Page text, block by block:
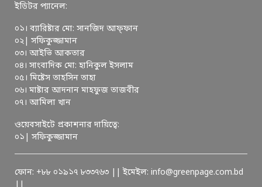
ইডিটর প্যানেল:
০১। ব্যারিষ্টার মো: সানজিদ আফ্ফান
০২| সফিকুজ্জামান
০৩। আইভি আকতার
০৪। সাংবাদিক মো: হানিকুল ইসলাম
০৫। মিষ্টেস তাহসিন তাহা
০৬। মাষ্টার আদনান মাহফুজ তাজবীর
০৭। আমিলা খান
ওয়েবসাইটে প্রকাশনার দায়িত্বে:
০১| সফিকুজ্জামান
ফোন: +৮৮ ০১৯১৭ ৮৩৩৭৬৩ || ইমেইল: info@greenpage.com.bd